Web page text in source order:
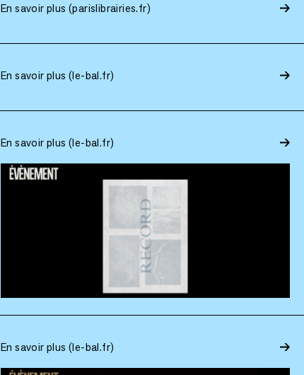
En savoir plus (parislibrairies.fr)
En savoir plus (le-bal.fr)
En savoir plus (le-bal.fr)
En savoir plus (le-bal.fr)